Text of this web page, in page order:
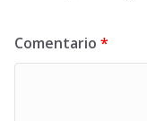
Comentario *